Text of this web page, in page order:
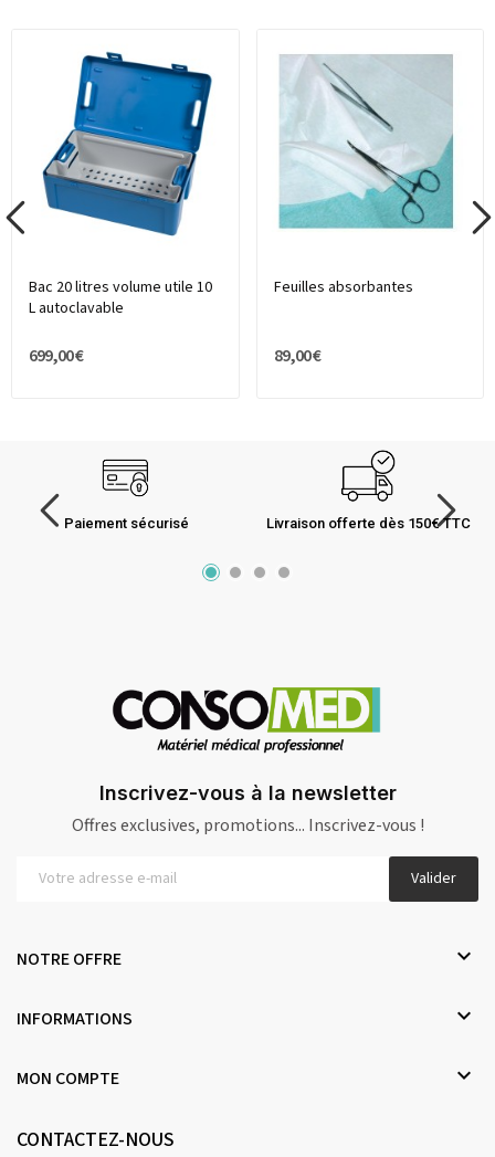
Bac 20 litres volume utile 10
L autoclavable
699,00 €
Feuilles absorbantes
89,00 €
Paiement sécurisé Livraison offerte dès 150€ TTC
Inscrivez-vous à la newsletter
Offres exclusives, promotions... Inscrivez-vous !
Valider
NOTRE OFFRE 
INFORMATIONS 
MON COMPTE 
CONTACTEZ-NOUS